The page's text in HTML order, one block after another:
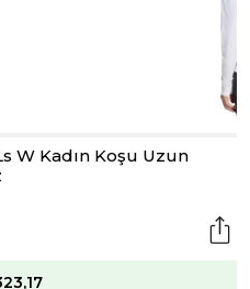
W Kadın Koşu Uzun